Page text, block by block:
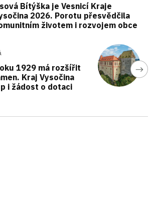
Bítýška je Vesnicí Kraje
2026. Porotu přesvědčila
životem i rozvojem obce
1929 má rozšířit
Kraj Vysočina
i žádost o dotaci